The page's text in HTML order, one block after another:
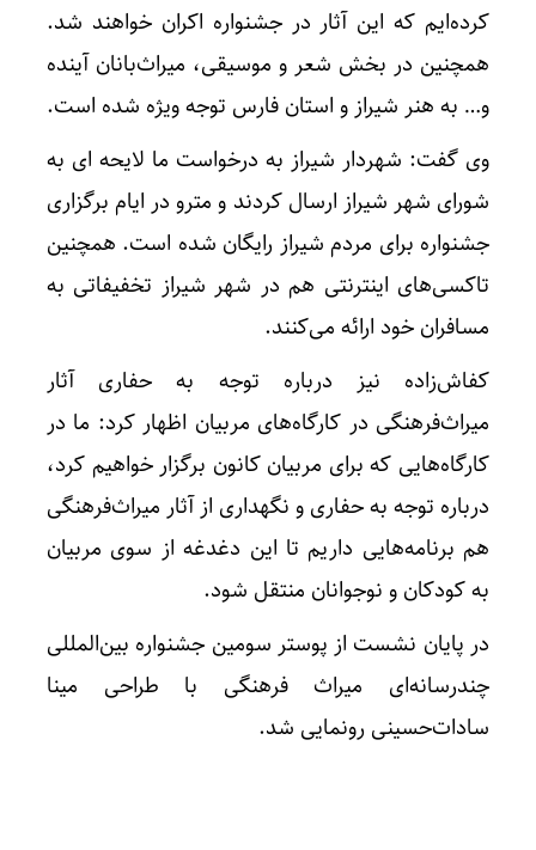
کرده‌ایم که این آثار در جشنواره اکران خواهند شد.
همچنین در بخش شعر و موسیقی، میراث‌بانان آینده
و… به هنر شیراز و استان فارس توجه ویژه شده است.
وی گفت: شهردار شیراز به درخواست ما لایحه ای به
شورای شهر شیراز ارسال کردند و مترو در ایام برگزاری
جشنواره برای مردم شیراز رایگان شده است. همچنین
تاکسی‌های اینترنتی هم در شهر شیراز تخفیفاتی به
مسافران خود ارائه می‌کنند.
کفاش‌زاده نیز درباره توجه به حفاری آثار
میراث‌فرهنگی در کارگاه‌های مربیان اظهار کرد: ما در
کارگاه‌هایی که برای مربیان کانون برگزار خواهیم کرد،
درباره توجه به حفاری و نگهداری از آثار میراث‌فرهنگی
هم برنامه‌هایی داریم تا این دغدغه از سوی مربیان
به کودکان و نوجوانان منتقل شود.
در پایان نشست از پوستر سومین جشنواره بین‌المللی
چندرسانه‌ای میراث فرهنگی با طراحی مینا
سادات‌حسینی رونمایی شد.